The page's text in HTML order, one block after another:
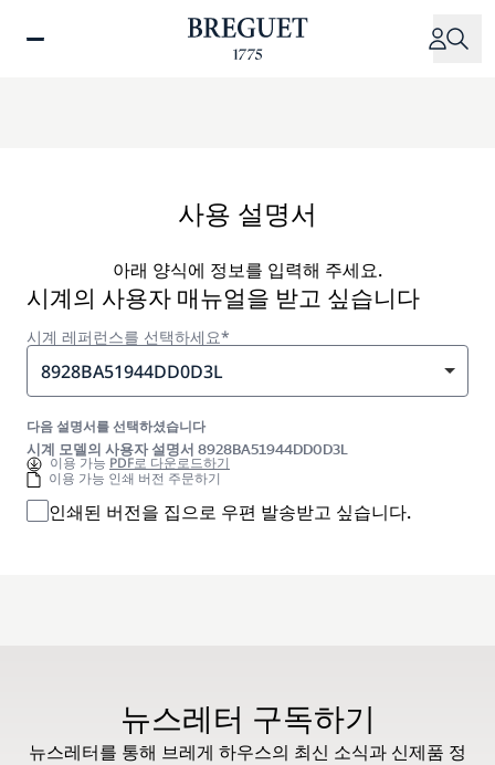
사용 설명서
아래 양식에 정보를 입력해 주세요.
시계의 사용자 매뉴얼을 받고 싶습니다
시계 레퍼런스를 선택하세요*
8928BA51944DD0D3L
다음 설명서를 선택하셨습니다
시계 모델의 사용자 설명서 8928BA51944DD0D3L
이용 가능 PDF로 다운로드하기
이용 가능 인쇄 버전 주문하기
인쇄된 버전을 집으로 우편 발송받고 싶습니다.
뉴스레터 구독하기
뉴스레터를 통해 브레게 하우스의 최신 소식과 신제품 정